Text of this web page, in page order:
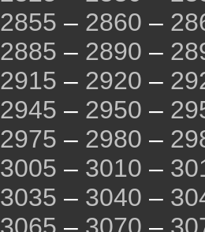
2855 – 2860 –
2885 – 2890 –
2915 – 2920 –
2945 – 2950 –
2975 – 2980 –
3005 – 3010 –
3035 – 3040 –